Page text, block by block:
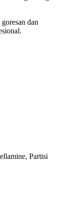
dan
Partisi